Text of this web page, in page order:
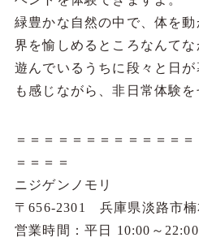
緑豊かな自然の中で、体を
界を愉しめるところなんてな
遊んでいるうちに段々と日
も感じながら、非日常体験
＝＝＝＝＝＝＝＝＝＝＝＝
＝＝＝＝
ニジゲンノモリ
〒656-2301 兵庫県淡路市楠
営業時間：平日 10:00～